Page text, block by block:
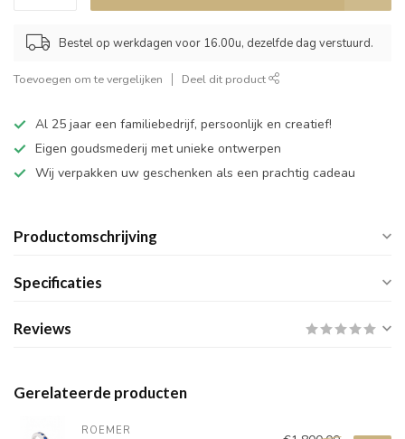
Bestel op werkdagen voor 16.00u, dezelfde dag verstuurd.
Toevoegen om te vergelijken Deel dit product
Al 25 jaar een familiebedrijf, persoonlijk en creatief!
Eigen goudsmederij met unieke ontwerpen
Wij verpakken uw geschenken als een prachtig cadeau
Productomschrijving
Specificaties
Reviews
Gerelateerde producten
ROEMER